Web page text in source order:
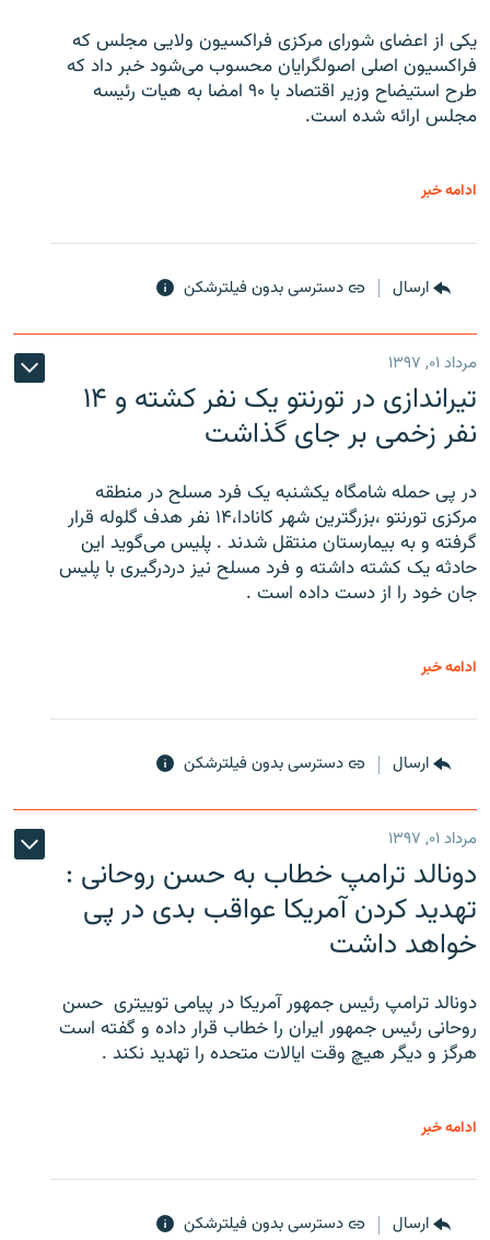
یکی از اعضای شورای مرکزی فراکسیون ولایی مجلس که
فراکسیون اصلی اصولگرایان محسوب می‌شود خبر داد که
طرح استیضاح وزیر اقتصاد با ۹۰ امضا به هیات رئیسه
مجلس ارائه شده است.
ادامه خبر
ارسال دسترسی بدون فیلترشکن
مرداد ۰۱, ۱۳۹۷
تیراندازی در تورنتو یک نفر کشته و ۱۴
نفر زخمی بر جای گذاشت
در پی حمله شامگاه یکشنبه یک فرد مسلح در منطقه
مرکزی تورنتو ،‌بزرگترین شهر کانادا،۱۴ نفر هدف گلوله قرار
گرفته و به بیمارستان منتقل شدند . پلیس می‌گوید این
حادثه یک کشته داشته و فرد مسلح نیز دردرگیری با پلیس
جان خود را از دست داده است .
ادامه خبر
ارسال دسترسی بدون فیلترشکن
مرداد ۰۱, ۱۳۹۷
دونالد ترامپ خطاب به حسن روحانی :
تهدید کردن آمریکا عواقب بدی در پی
خواهد داشت
دونالد ترامپ رئیس جمهور آمریکا در پیامی توییتری ‌ حسن
روحانی رئیس جمهور ایران را خطاب قرار داده و گفته است
هرگز و دیگر هیچ وقت ایالات متحده را تهدید نکند .
ادامه خبر
ارسال دسترسی بدون فیلترشکن